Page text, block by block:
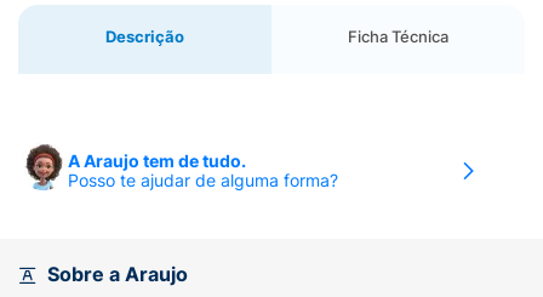
Descrição Ficha Técnica
A Araujo tem de tudo.
Posso te ajudar de alguma forma?
Sobre a Araujo